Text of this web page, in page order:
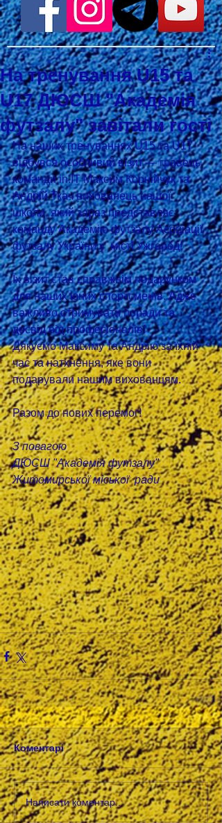
На тренування U15 та
U17 ДЮСШ "Академія
футзалу" завітали гості
На наших тренуваннях U15 та U17
відбувся особливий візит — гравець
команди іn.ІТ Максим Корнійчук та
Андрій Ткач вихованець нашої
школи, який зараз представляє
команду Академію футзалу Асоціації
футзалу України у  місті Ужгород!
Їх візит став справжнім подарунком
для наших юних спортсменів. Адже
важливо отримувати поради та
досвід від професіоналів!
Дякуємо Максиму та Андрію за їхній
час та натхнення, яке вони
подарували нашим вихованцям.
Разом до нових перемог!
З повагою
ДЮСШ "Академія футзалу"
Житомирської міської  ради
Коментарі
Написати коментар...